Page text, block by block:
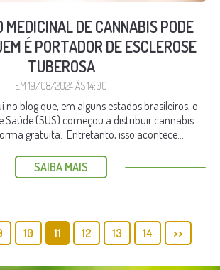
MEDICINAL DE CANNABIS PODE
É PORTADOR DE ESCLEROSE
TUBEROSA
EM 19/08/2024 ÀS 14:00
blog que, em alguns estados brasileiros, o
Saúde (SUS) começou a distribuir cannabis
gratuita. Entretanto, isso acontece...
SAIBA MAIS
10 11 12 13 14 >>